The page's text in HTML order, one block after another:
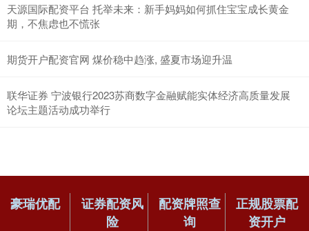
天源国际配资平台 托举未来：新手妈妈如何抓住宝宝成长黄金
期，不焦虑也不慌张
期货开户配资官网 煤价稳中趋涨, 盛夏市场迎升温
联华证券 宁波银行2023苏商数字金融赋能实体经济高质量发展
论坛主题活动成功举行
豪瑞优配
证券配资风
险
配资牌照查
询
正规股票配
资开户